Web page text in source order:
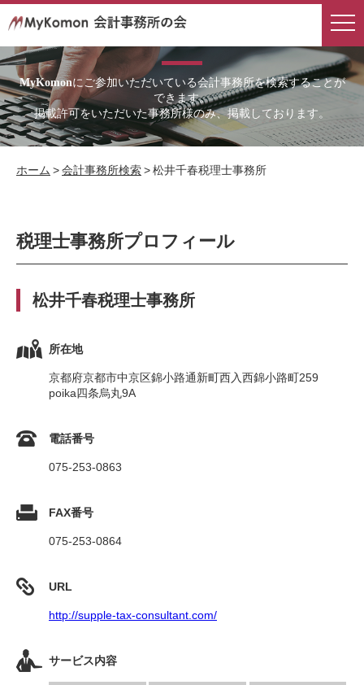
MyKomonにご参加いただいている会計事務所を検索することが
できます。
掲載許可をいただいた事務所様のみ、掲載しております。
ホーム >会計事務所検索>松井千春税理士事務所
税理士事務所プロフィール
松井千春税理士事務所
所在地
京都府京都市中京区錦小路通新町西入西錦小路町259
poika四条烏丸9A
電話番号
075-253-0863
FAX番号
075-253-0864
URL
http://supple-tax-consultant.com/
サービス内容